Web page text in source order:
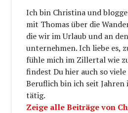
Ich bin Christina und
mit Thomas über die
die wir im Urlaub und an
unternehmen. Ich liebe es,
fühle mich im Zillertal wie
findest Du hier auch so
Beruflich bin ich seit Jahren
tätig.
Zeige alle Beiträge von